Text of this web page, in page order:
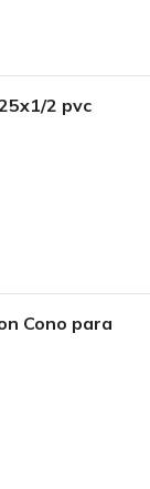
2 pvc
Cono para